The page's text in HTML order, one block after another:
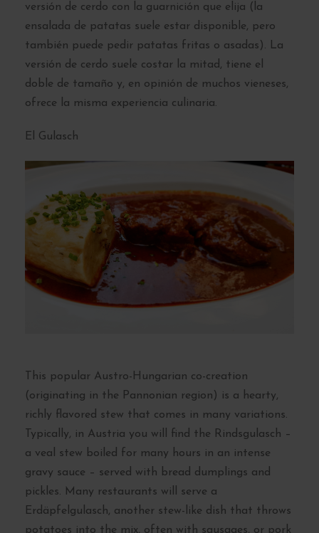
versión de cerdo con la guarnición que elija (la
ensalada de patatas suele estar disponible, pero
también puede pedir patatas fritas o asadas). La
versión de cerdo suele costar la mitad, tiene el
doble de tamaño y, en opinión de muchos vieneses,
ofrece la misma experiencia culinaria.
El Gulasch
This popular Austro-Hungarian co-creation
(originating in the Pannonian region) is a hearty,
richly flavored stew that comes in many variations.
Typically, in Austria you will find the Rindsgulasch –
a veal stew boiled for many hours in an intense
gravy sauce – served with bread dumplings and
pickles. Many restaurants will serve a
Erdäpfelgulasch, another stew-like dish that throws
potatoes into the mix, often with sausages, or pork